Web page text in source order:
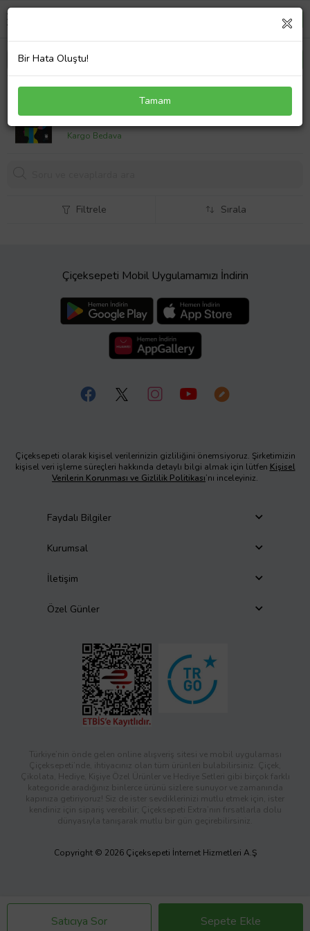
Zihnimden Akisler
975,00 TL
Kargo Bedava
Satıcıya Sor Sepete Ekle
Filtrele Sırala
Çiçeksepeti Mobil Uygulamamızı İndirin
Çiçeksepeti olarak kişisel verilerinizin gizliliğini önemsiyoruz. Şirketimizin
kişisel veri işleme süreçleri hakkında detaylı bilgi almak için lütfen Kişisel
Verilerin Korunması ve Gizlilik Politikası’nı inceleyiniz.
Faydalı Bilgiler
Kurumsal
İletişim
Özel Günler
Türkiye’nin önde gelen online alışveriş sitesi ve mobil uygulaması
Çiçeksepeti’nde, ihtiyacınız olan tüm ürünleri bulabilirsiniz. Çiçek,
Çikolata, Hediye, Kişiye Özel Ürünler ve Hediye Setleri gibi birçok farklı
kategoride aradığınız binlerce ürünü sizlere sunuyor ve zamanında
kapınıza getiriyoruz! Siz de ister sevdiklerinizi mutlu etmek için, ister
kendiniz için sipariş verebilir; Çiçeksepeti Extra’nın fırsatlarla dolu
dünyasıyla tanışarak mutlu bir gün geçirebilirsiniz.
Copyright © 2026 Çiçeksepeti İnternet Hizmetleri A.Ş
Bir Hata Oluştu!
Tamam